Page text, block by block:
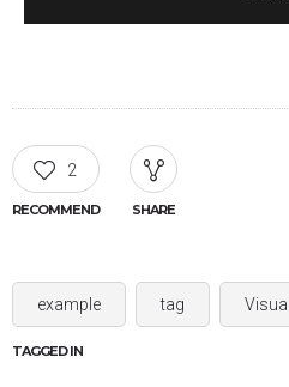
2
RECOMMEND SHARE
example tag
TAGGED IN